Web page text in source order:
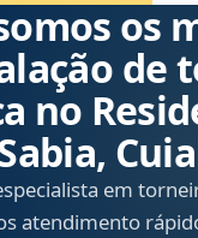
os
de
no
em
atendimento